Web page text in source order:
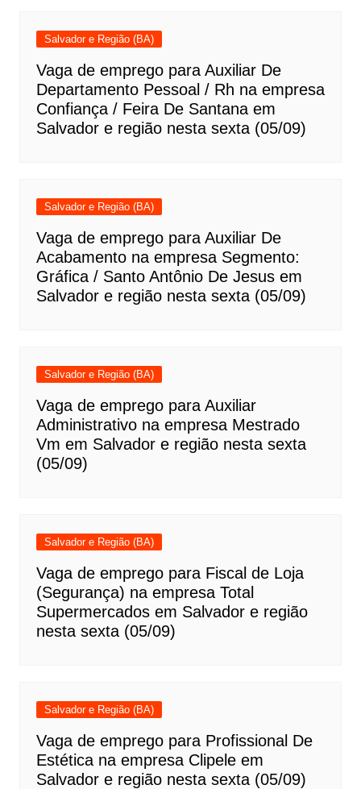
Salvador e Região (BA)
Vaga de emprego para Auxiliar De
Departamento Pessoal / Rh na empresa
Confiança / Feira De Santana em
Salvador e região nesta sexta (05/09)
Salvador e Região (BA)
Vaga de emprego para Auxiliar De
Acabamento na empresa Segmento:
Gráfica / Santo Antônio De Jesus em
Salvador e região nesta sexta (05/09)
Salvador e Região (BA)
Vaga de emprego para Auxiliar
Administrativo na empresa Mestrado
Vm em Salvador e região nesta sexta
(05/09)
Salvador e Região (BA)
Vaga de emprego para Fiscal de Loja
(Segurança) na empresa Total
Supermercados em Salvador e região
nesta sexta (05/09)
Salvador e Região (BA)
Vaga de emprego para Profissional De
Estética na empresa Clipele em
Salvador e região nesta sexta (05/09)